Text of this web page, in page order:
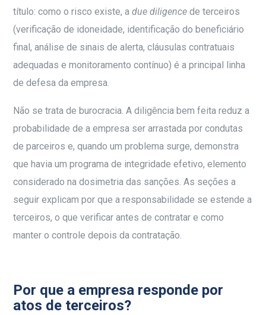
título: como o risco existe, adue diligence de terceiros
(verificação de idoneidade, identificação do beneficiário
final, análise de sinais de alerta, cláusulas contratuais
adequadas e monitoramento contínuo) é a principal linha
de defesa da empresa.
Não se trata de burocracia. A diligência bem feita reduz a
probabilidade de a empresa ser arrastada por condutas
de parceiros e, quando um problema surge, demonstra
que havia um programa de integridade efetivo, elemento
considerado na dosimetria das sanções. As seções a
seguir explicam por que a responsabilidade se estende a
terceiros, o que verificar antes de contratar e como
manter o controle depois da contratação.
Por que a empresa responde por
atos de terceiros?